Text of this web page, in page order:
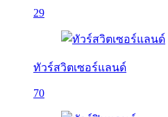
29
ทัวร์สวิตเซอร์แลนด์
70